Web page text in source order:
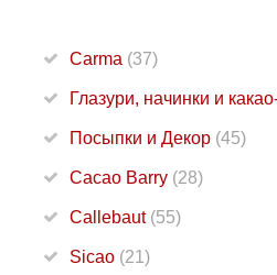
Carma (37)
Глазури, начинки и
Посыпки и Декор (45)
Cacao Barry (28)
Callebaut (55)
Sicao (21)